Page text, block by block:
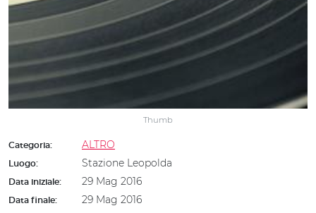
Thumb
Categoria: ALTRO
Luogo: Stazione Leopolda
Data iniziale: 29 Mag 2016
Data finale:
29 Mag 2016